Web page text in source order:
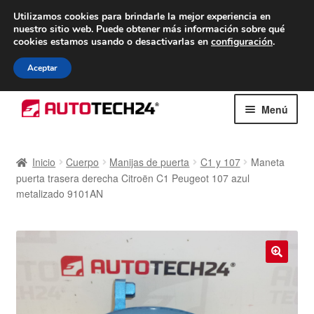
ENTREGA desde 7 EUR
De lunes a viernes de 9 a. m. a 4 p. m.
navegación
al
Menú
Caja registradora
Envío al mundo entero
Inicio Cuerpo Manijas de puerta C1 y 107
Maneta
puerta trasera derecha Citroën C1 Peugeot 107 azul
metalizado 9101AN
Utilizamos cookies para brindarle la mejor experiencia en
nuestro sitio web. Puede obtener más información sobre qué
cookies estamos usando o desactivarlas en configuración.
Aceptar